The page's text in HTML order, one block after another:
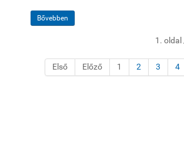
Bővebben
1. oldal
Első Előző 1 2 3 4